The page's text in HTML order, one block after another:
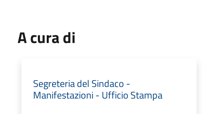
A cura di
Segreteria del Sindaco -
Manifestazioni - Ufficio Stampa